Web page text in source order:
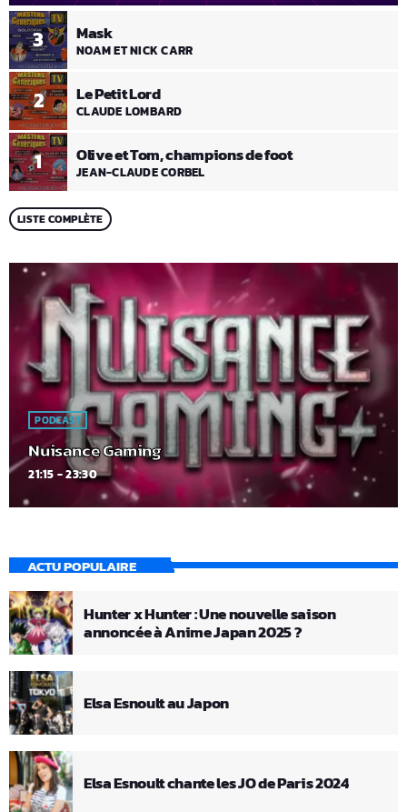
1 Olive et Tom, champions de foot
JEAN-CLAUDE CORBEL
2 Le Petit Lord
CLAUDE LOMBARD
3 Mask
NOAM ET NICK CARR
LISTE COMPLÈTE
PODCAST
Nuisance Gaming
21:15 - 23:30
ACTU POPULAIRE
Hunter x Hunter : Une nouvelle saison
annoncée à Anime Japan 2025 ?
Elsa Esnoult au Japon
Elsa Esnoult chante les JO de Paris 2024